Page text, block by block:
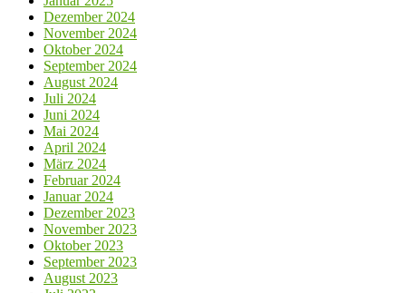
Dezember 2024
November 2024
Oktober 2024
September 2024
August 2024
Juli 2024
Juni 2024
Mai 2024
April 2024
März 2024
Februar 2024
Januar 2024
Dezember 2023
November 2023
Oktober 2023
September 2023
August 2023